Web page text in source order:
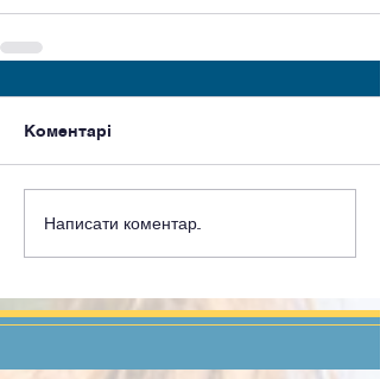
Коментарі
Написати коментар...